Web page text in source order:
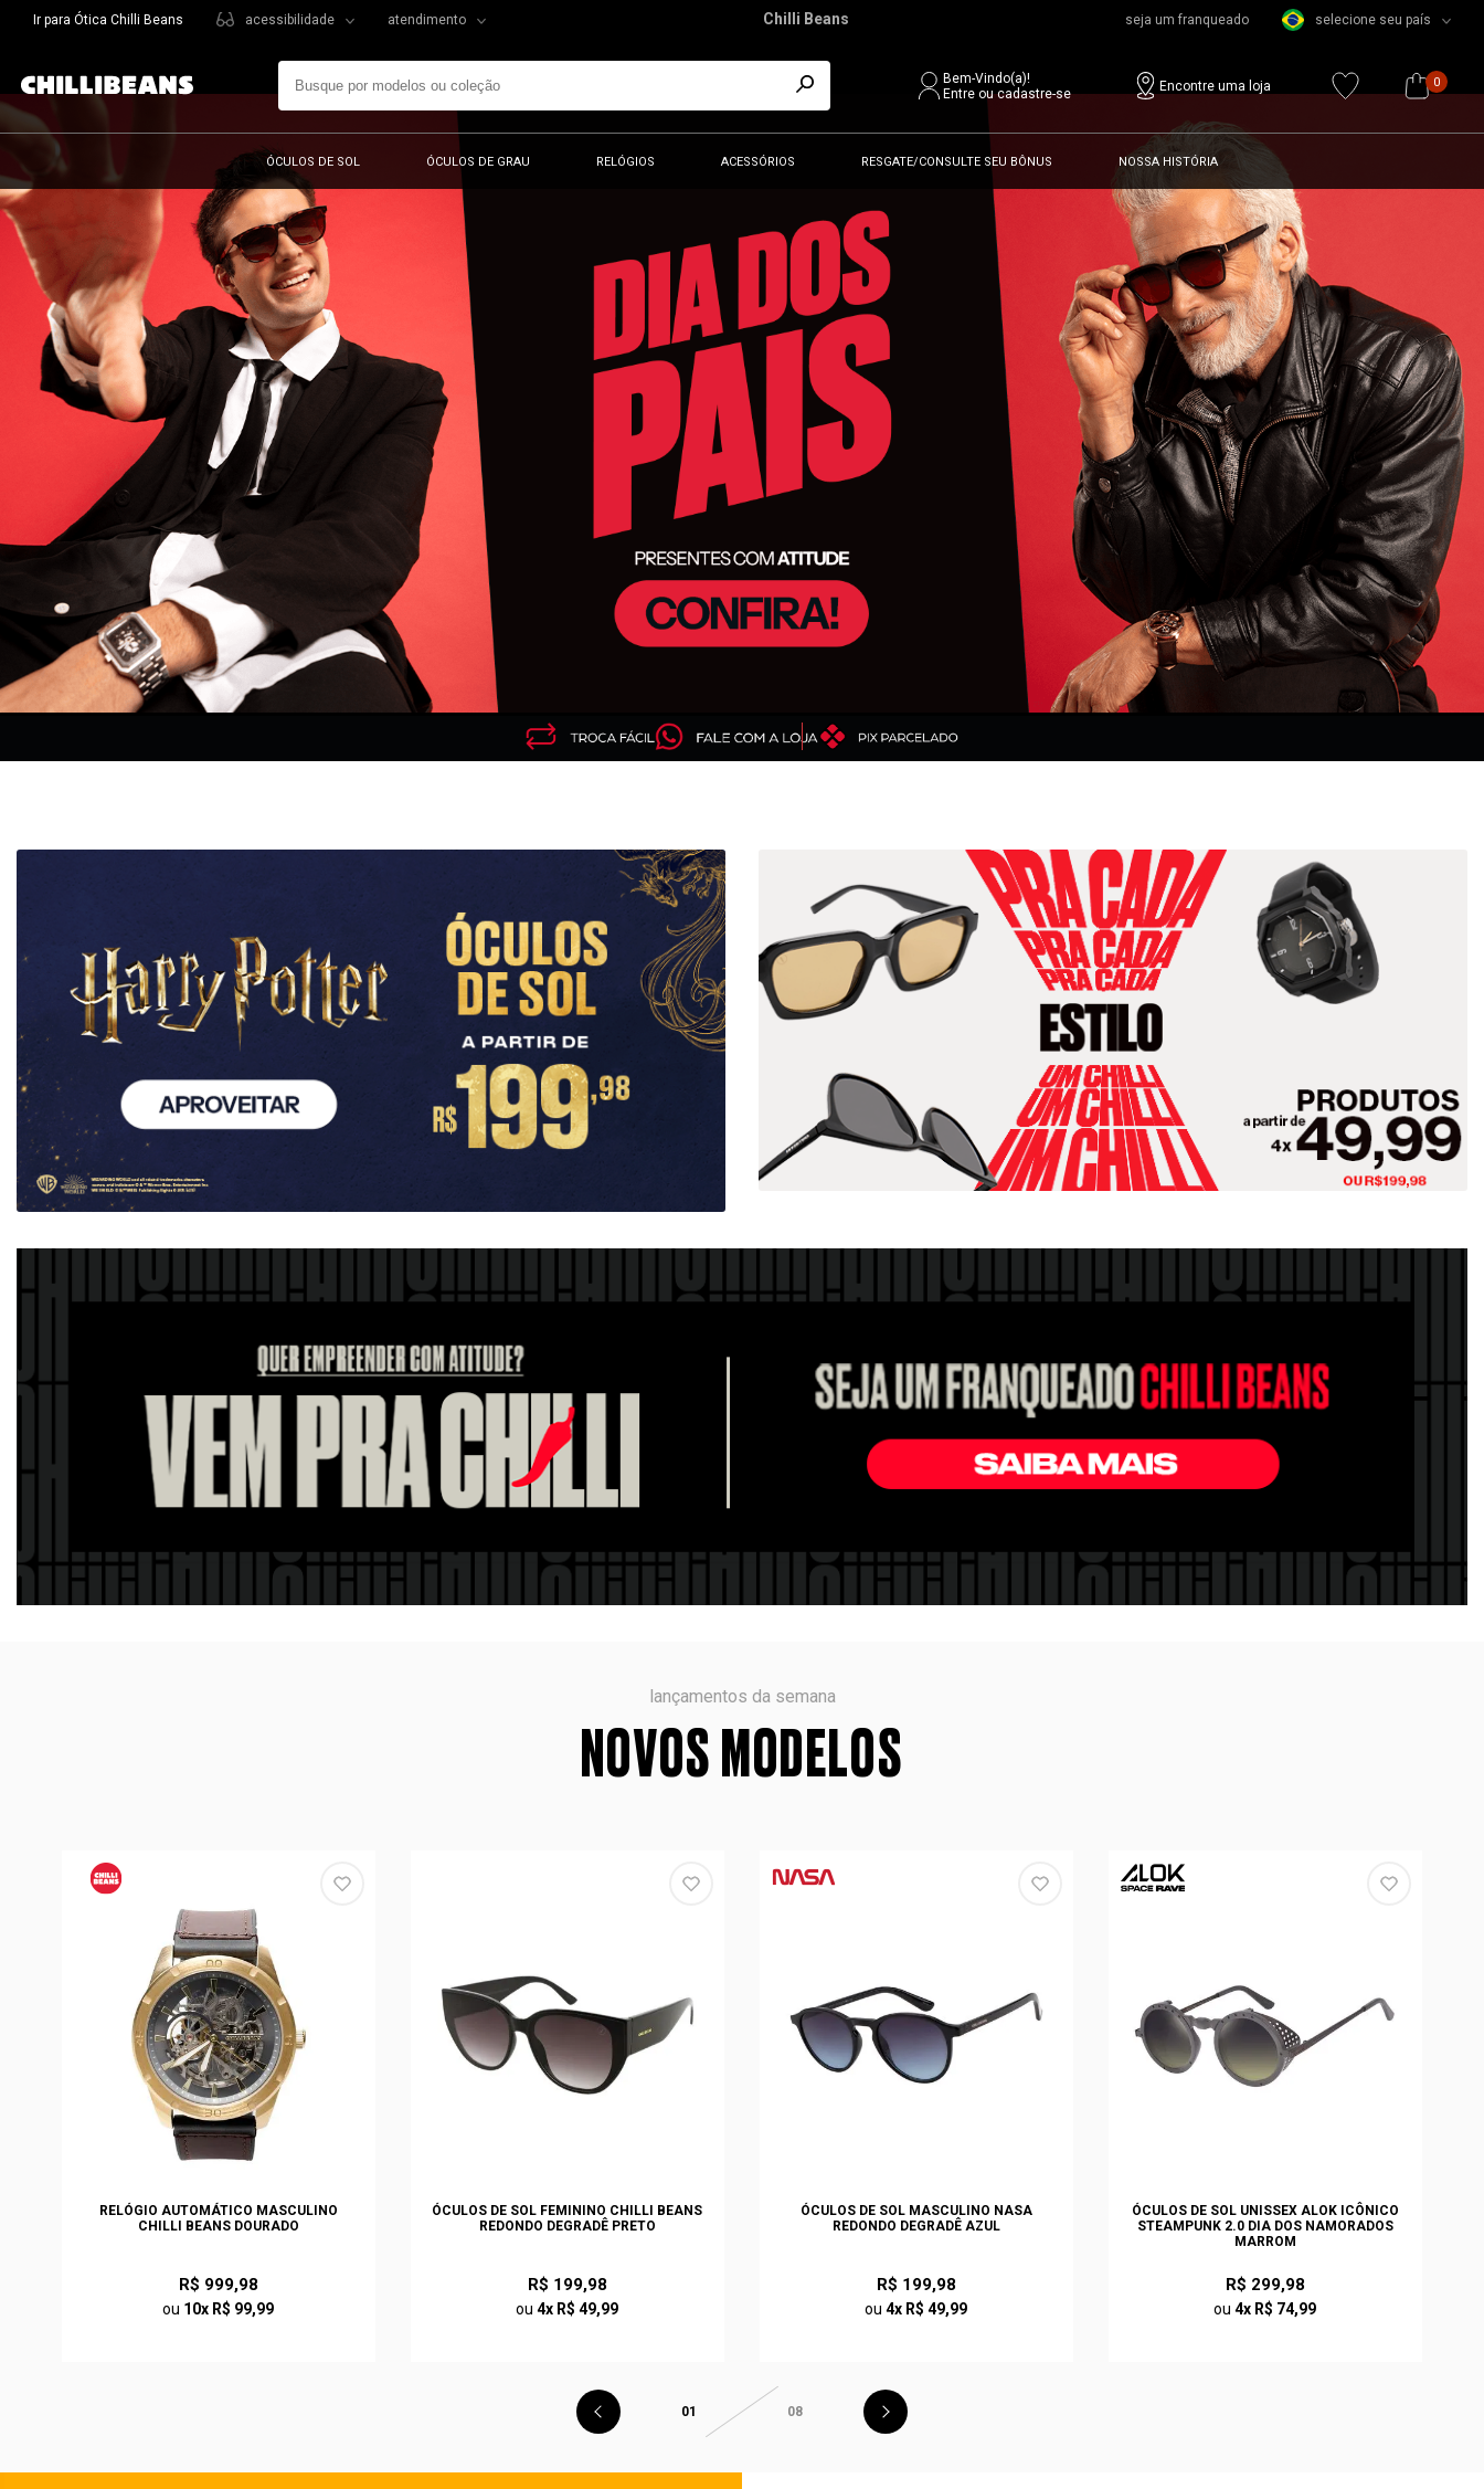
Ir para Ótica Chilli Beans acessibilidade atendimento Chilli Beans seja um franqueado selecione seu país
Bem-Vindo(a)!
Entre ou cadastre-se
Encontre uma loja 0
ÓCULOS DE SOL ÓCULOS DE GRAU RELÓGIOS ACESSÓRIOS RESGATE/CONSULTE SEU BÔNUS NOSSA HISTÓRIA
lançamentos da semana
NOVOS MODELOS
RELÓGIO AUTOMÁTICO MASCULINO
CHILLI BEANS DOURADO
R$ 999,98
ou 10x R$ 99,99
ÓCULOS DE SOL FEMININO CHILLI BEANS
REDONDO DEGRADÊ PRETO
R$ 199,98
ou4x R$ 49,99
ÓCULOS DE SOL MASCULINO NASA
REDONDO DEGRADÊ AZUL
R$ 199,98
ou4x R$ 49,99
ÓCULOS DE SOL UNISSEX ALOK ICÔNICO
STEAMPUNK 2.0 DIA DOS NAMORADOS
MARROM
R$ 299,98
ou4x R$ 74,99
01 08